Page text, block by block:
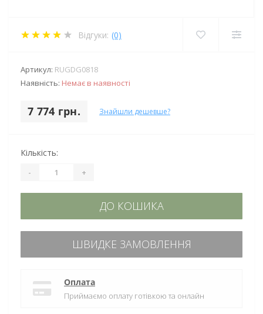
Відгуки: (0)
Артикул: RUGDG0818
Наявність: Немає в наявності
7 774 грн. Знайшли дешевше?
Кількість:
- +
ДО КОШИКА
ШВИДКЕ ЗАМОВЛЕННЯ
Оплата
Приймаємо оплату готівкою та онлайн